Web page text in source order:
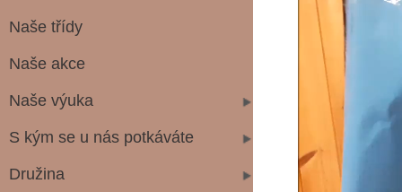
Naše třídy
Naše akce
Naše výuka
S kým se u nás potkáváte
Družina